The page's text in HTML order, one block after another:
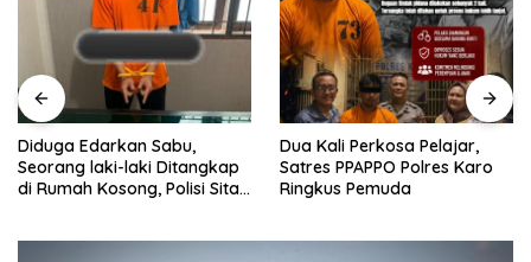
Diduga Edarkan Sabu,
Seorang laki-laki Ditangkap
di Rumah Kosong, Polisi Sita
Dua Kali Perkosa Pelajar,
Satres PPAPPO Polres Karo
Ringkus Pemuda